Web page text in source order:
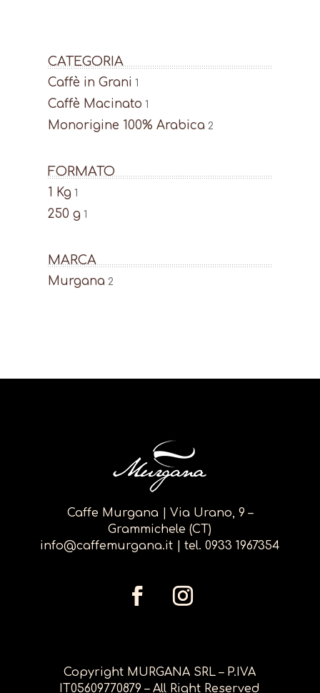
CATEGORIA
Caffè in Grani 1
Caffè Macinato 1
Monorigine 100% Arabica 2
FORMATO
1 Kg 1
250 g 1
MARCA
Murgana 2
Caffe Murgana | Via Urano, 9 –
Grammichele (CT)
info@caffemurgana.it| tel. 0933 1967354
Copyright MURGANA SRL – P.IVA
IT05609770879 – All Right Reserved